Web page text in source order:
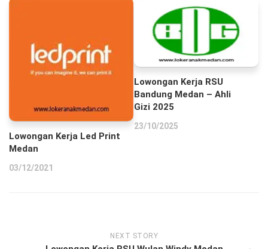
Lowongan Kerja Led Print
Medan
03/12/2021
Lowongan Kerja RSU
Bandung Medan – Ahli
Gizi 2025
23/10/2025
NEXT STORY